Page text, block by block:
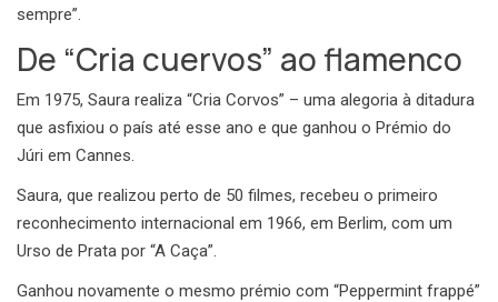
sempre”.
De “Cria cuervos” ao flamenco
Em 1975, Saura realiza “Cria Corvos” – uma alegoria à ditadura
que asfixiou o país até esse ano e que ganhou o Prémio do
Júri em Cannes.
Saura, que realizou perto de 50 filmes, recebeu o primeiro
reconhecimento internacional em 1966, em Berlim, com um
Urso de Prata por “A Caça”.
Ganhou novamente o mesmo prémio com “Peppermint frappé”